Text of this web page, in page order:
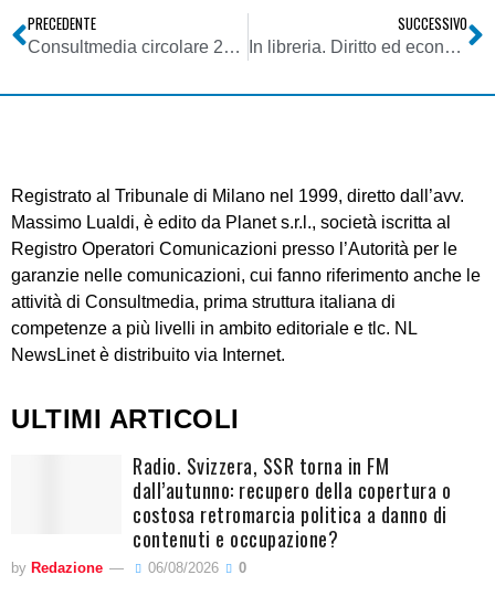
PRECEDENTE
Consultmedia circolare 25022021 su tenuta registro programmi e registrazione magnetica
SUCCESSIVO
In libreria. Diritto ed economia delle crisi aziendali. Aa.Vv. A cura di Istituto per il Governo Societario. Maggioli Editore
Registrato al Tribunale di Milano nel 1999, diretto dall’avv.
Massimo Lualdi, è edito da Planet s.r.l., società iscritta al
Registro Operatori Comunicazioni presso l’Autorità per le
garanzie nelle comunicazioni, cui fanno riferimento anche le
attività di Consultmedia, prima struttura italiana di
competenze a più livelli in ambito editoriale e tlc. NL
NewsLinet è distribuito via Internet.
ULTIMI ARTICOLI
Radio. Svizzera, SSR torna in FM
dall’autunno: recupero della copertura o
costosa retromarcia politica a danno di
contenuti e occupazione?
by Redazione 06/08/2026 0